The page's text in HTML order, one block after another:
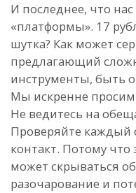
И последнее, что
«платформы». 17
шутка? Как может
предлагающий
инструменты, быть
Мы искренне
Не ведитесь на
Проверяйте каждый
контакт. Потому
может скрываться
разочарование и